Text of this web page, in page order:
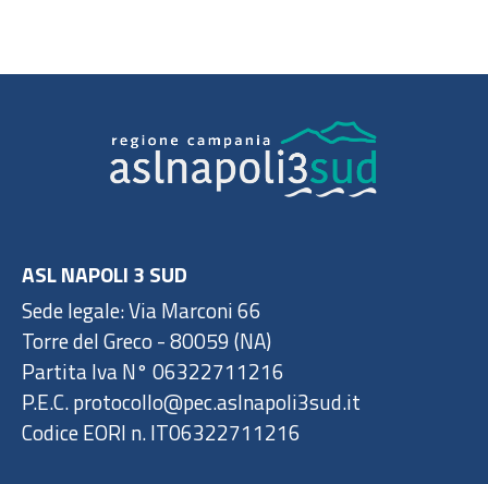
ASL NAPOLI 3 SUD
Sede legale: Via Marconi 66
Torre del Greco - 80059 (NA)
Partita Iva N° 06322711216
P.E.C. protocollo@pec.aslnapoli3sud.it
Codice EORI n. IT06322711216